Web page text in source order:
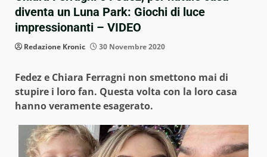
diventa un Luna Park: Giochi di luce
impressionanti – VIDEO
Redazione Kronic 30 Novembre 2020
Fedez e Chiara Ferragni non smettono mai di
stupire i loro fan. Questa volta con la loro casa
hanno veramente esagerato.